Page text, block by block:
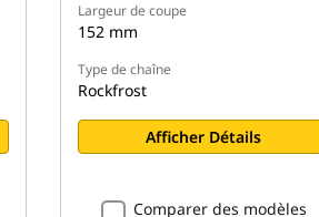
Largeur de coupe
152 mm
Type de chaîne
Rockfrost
Afficher Détails
Comparer des modèles